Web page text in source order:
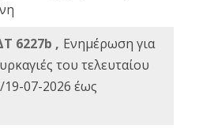
6227b , Ενημέρωση για
του τελευταίου
07-2026 έως